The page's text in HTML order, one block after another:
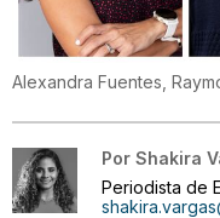
Alexandra Fuentes,
Por Shakira
Periodista de